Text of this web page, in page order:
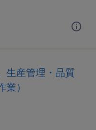
生産管理・品質
）